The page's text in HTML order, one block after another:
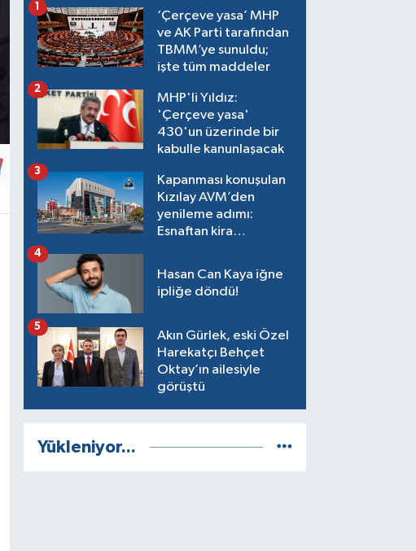
‘Çerçeve yasa’ MHP
ve AK Parti tarafından
TBMM’ye sunuldu;
işte tüm maddeler
1
MHP'li Yıldız:
'Çerçeve yasa'
430'un üzerinde bir
kabulle kanunlaşacak
2
Kapanması konuşulan
Kızılay AVM’den
yenileme adımı:
Esnaftan kira
3
Hasan Can Kaya iğne
ipliğe döndü!
4
Akın Gürlek, eski Özel
Harekatçı Behçet
Oktay’ın ailesiyle
görüştü
5
Yükleniyor...